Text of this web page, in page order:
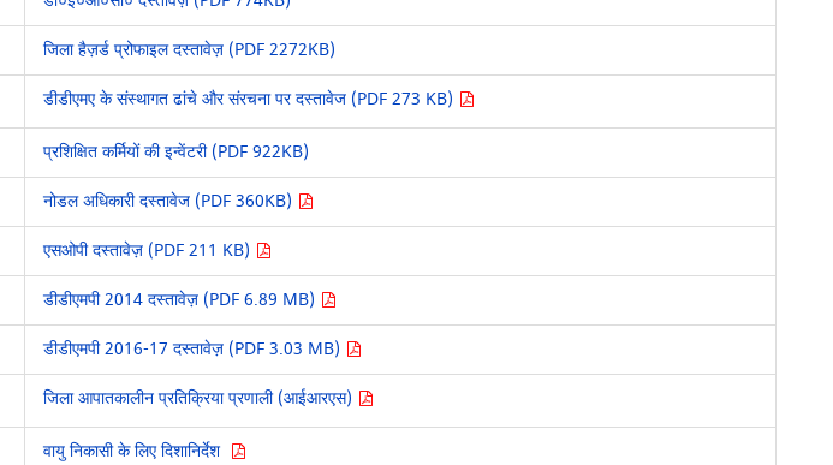
जिला हैज़र्ड प्रोफाइल दस्तावेज़ (PDF 2272KB)
डीडीएमए के संस्थागत ढांचे और संरचना पर दस्तावेज (PDF 273 KB)
प्रशिक्षित कर्मियों की इन्वेंटरी (PDF 922KB)
नोडल अधिकारी दस्तावेज (PDF 360KB)
एसओपी दस्तावेज़ (PDF 211 KB)
डीडीएमपी 2014 दस्तावेज़ (PDF 6.89 MB)
डीडीएमपी 2016-17 दस्तावेज़ (PDF 3.03 MB)
जिला आपातकालीन प्रतिक्रिया प्रणाली (आईआरएस)
वायु निकासी के लिए दिशानिर्देश